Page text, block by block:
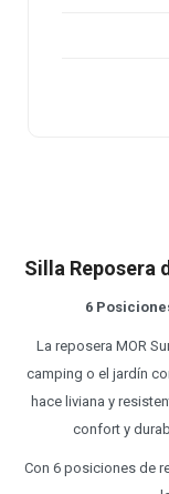
Silla Reposera
6
La reposera MOR
camping o el jardín
hace liviana y
confort y
Con 6 posiciones de